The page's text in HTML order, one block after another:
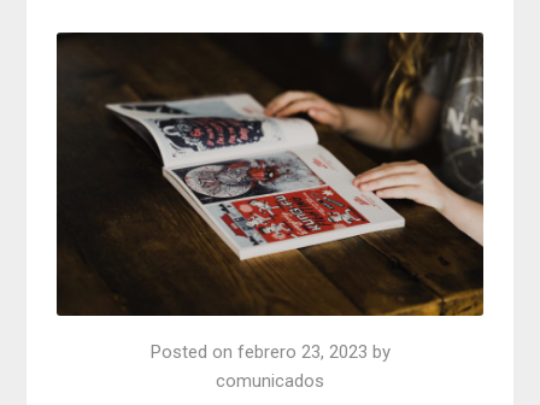
Posted on febrero 23, 2023 by
comunicados